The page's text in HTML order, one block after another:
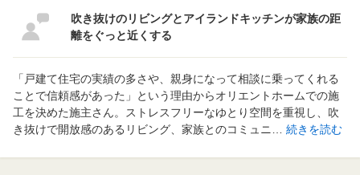
吹き抜けのリビングとアイランドキッチンが家族の距
離をぐっと近くする
「戸建て住宅の実績の多さや、親身になって相談に乗ってくれる
ことで信頼感があった」という理由からオリエントホームでの施
工を決めた施主さん。ストレスフリーなゆとり空間を重視し、吹
き抜けで開放感のあるリビング、家族とのコミュニ… 続きを読む